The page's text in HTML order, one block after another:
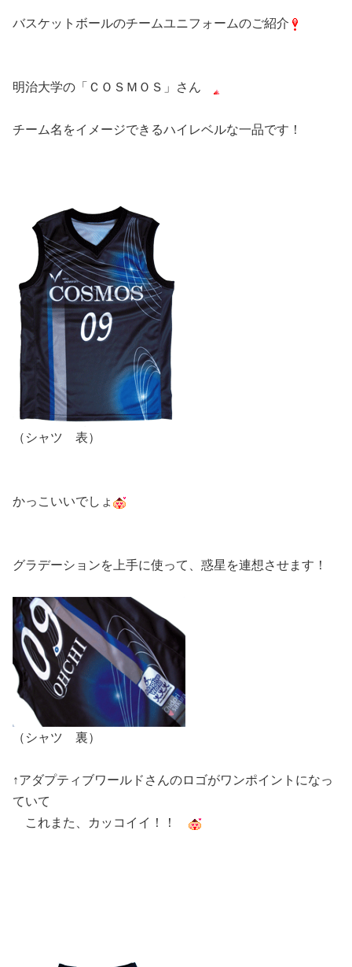
バスケットボールのチームユニフォームのご紹介
明治大学の「ＣＯＳＭＯＳ」さん
チーム名をイメージできるハイレベルな一品です！
（シャツ 表）
かっこいいでしょ
グラデーションを上手に使って、惑星を連想させます！
（シャツ 裏）
↑アダプティブワールドさんのロゴがワンポイントになっ
ていて
これまた、カッコイイ！！